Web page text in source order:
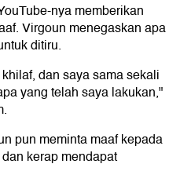
nya memberikan
Virgoun menegaskan apa
ditiru.
dan saya sama sekali
yang telah saya lakukan,"
pun meminta maaf kepada
kerap mendapat